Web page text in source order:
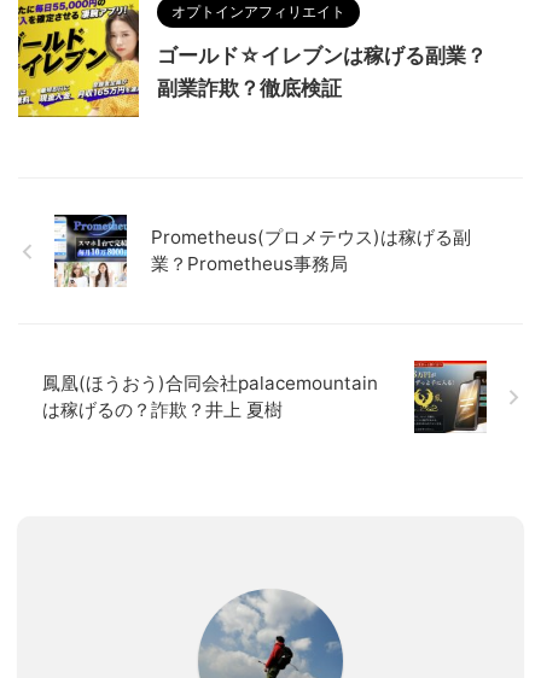
オプトインアフィリエイト
ゴールド☆イレブンは稼げる副業？
副業詐欺？徹底検証
Prometheus(プロメテウス)は稼げる副
業？Prometheus事務局
鳳凰(ほうおう)合同会社palacemountain
は稼げるの？詐欺？井上 夏樹